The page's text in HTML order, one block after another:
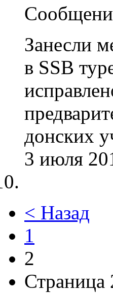
Занесли
в SSB
донских
3 июля
< Назад
1
2
Страница